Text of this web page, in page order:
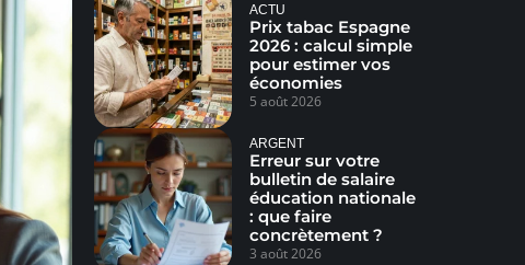
ACTU
Prix tabac Espagne
2026 : calcul simple
pour estimer vos
économies
5 août 2026
ARGENT
Erreur sur votre
bulletin de salaire
éducation nationale
: que faire
concrètement ?
3 août 2026